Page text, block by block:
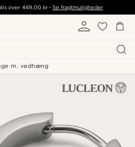
over 449,00 kr- Se fragtmuligheder
m. vedhæng